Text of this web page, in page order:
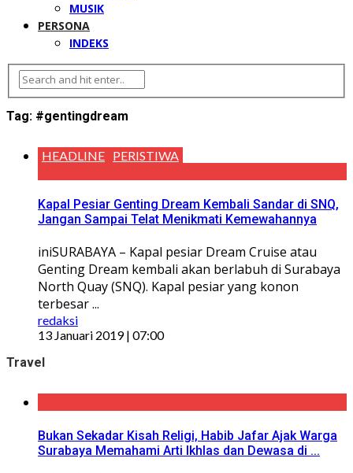
MUSIK
PERSONA
INDEKS
Tag: #gentingdream
HEADLINE PERISTIWA
Kapal Pesiar Genting Dream Kembali Sandar di SNQ,
Jangan Sampai Telat Menikmati Kemewahannya
iniSURABAYA – Kapal pesiar Dream Cruise atau
Genting Dream kembali akan berlabuh di Surabaya
North Quay (SNQ). Kapal pesiar yang konon
terbesar ...
redaksi
13 Januari 2019 | 07:00
Travel
Bukan Sekadar Kisah Religi, Habib Jafar Ajak Warga
Surabaya Memahami Arti Ikhlas dan Dewasa di ...